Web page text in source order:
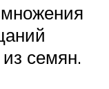
семян.